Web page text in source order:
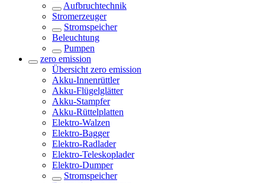
Aufbruchtechnik
Stromerzeuger
Stromspeicher
Beleuchtung
Pumpen
zero emission
Übersicht zero emission
Akku-Innenrüttler
Akku-Flügelglätter
Akku-Stampfer
Akku-Rüttelplatten
Elektro-Walzen
Elektro-Bagger
Elektro-Radlader
Elektro-Teleskoplader
Elektro-Dumper
Stromspeicher